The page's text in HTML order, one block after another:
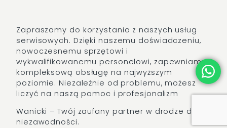
Zapraszamy do korzystania z naszych usług
serwisowych. Dzięki naszemu doświadczeniu,
nowoczesnemu sprzętowi i
wykwalifikowanemu personelowi, zapewniamy
kompleksową obsługę na najwyższym
poziomie. Niezależnie od problemu, możesz
liczyć na naszą pomoc i profesjonalizm
Wanicki – Twój zaufany partner w drodze do
niezawodności.